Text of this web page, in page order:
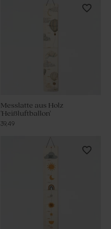
Messlatte aus Holz
'Heißluftballon'
39,49